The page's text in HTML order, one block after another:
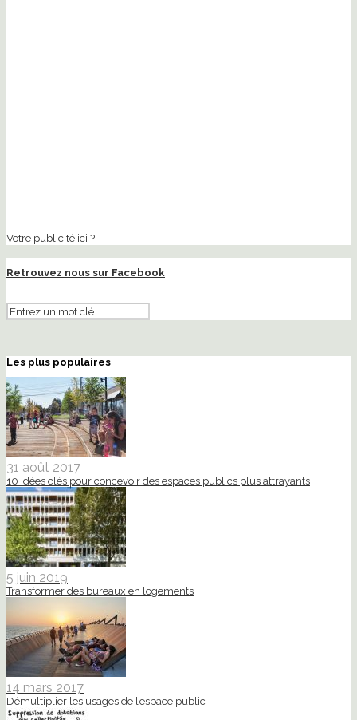
Votre publicité ici ?
Retrouvez nous sur Facebook
Les plus populaires
31 août 2017
10 idées clés pour concevoir des espaces publics plus attrayants
5 juin 2019
Transformer des bureaux en logements
14 mars 2017
Démultiplier les usages de l’espace public